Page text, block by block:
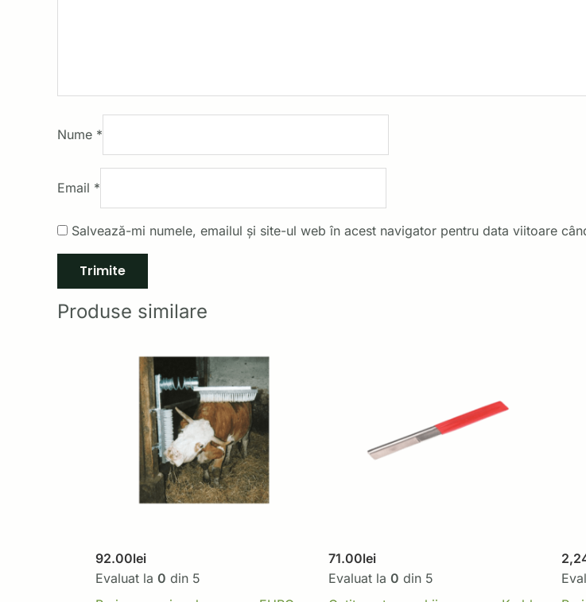
Nume *
Email *
Salvează-mi numele, emailul și site-ul web în acest navigator pentru data viitoare
Produse similare
92.00lei
Evaluat la 0 din 5
71.00lei
Evaluat la 0 din 5